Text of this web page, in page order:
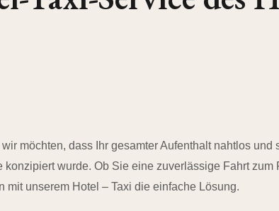
möchten, dass Ihr gesamter Aufenthalt nahtlos und
wurde. Ob Sie eine zuverlässige Fahrt zum
unserem Hotel – Taxi die einfache Lösung.